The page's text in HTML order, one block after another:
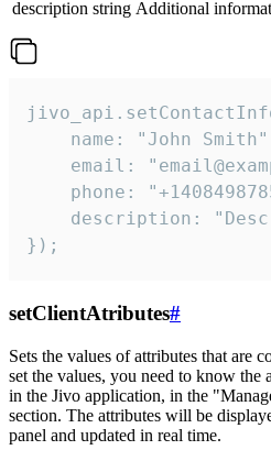
description string Additional
name: "John
email:
phone:
description:
});
setClientAtributes#
Sets the values ​​of attributes that are
set the values, you need to know the
in the Jivo application, in the
section. The attributes will be
panel and updated in real time.